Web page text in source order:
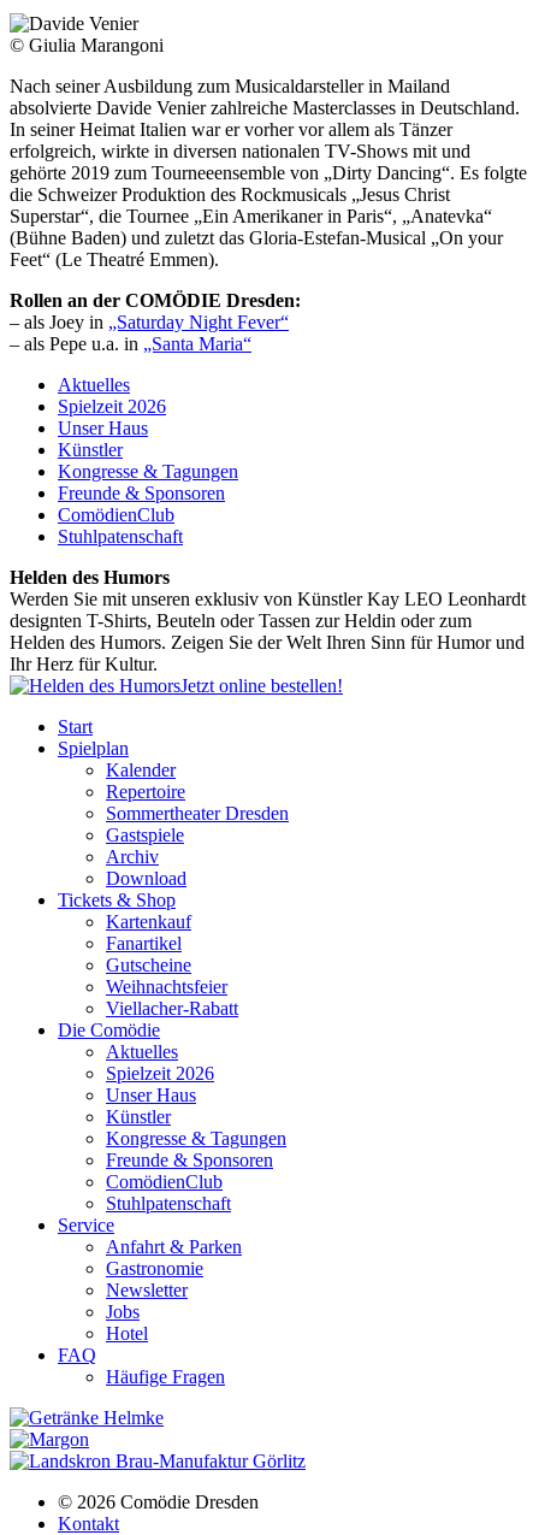
© Giulia Marangoni
Nach seiner Ausbildung zum Musicaldarsteller in Mailand
absolvierte Davide Venier zahlreiche Masterclasses in Deutschland.
In seiner Heimat Italien war er vorher vor allem als Tänzer
erfolgreich, wirkte in diversen nationalen TV-Shows mit und
gehörte 2019 zum Tourneeensemble von „Dirty Dancing“. Es folgte
die Schweizer Produktion des Rockmusicals „Jesus Christ
Superstar“, die Tournee „Ein Amerikaner in Paris“, „Anatevka“
(Bühne Baden) und zuletzt das Gloria-Estefan-Musical „On your
Feet“ (Le Theatré Emmen).
Rollen an der COMÖDIE Dresden:
– als Joey in „Saturday Night Fever“
– als Pepe u.a. in „Santa Maria“
Aktuelles
Spielzeit 2026
Unser Haus
Künstler
Kongresse & Tagungen
Freunde & Sponsoren
ComödienClub
Stuhlpatenschaft
Helden des Humors
Werden Sie mit unseren exklusiv von Künstler Kay LEO Leonhardt
designten T-Shirts, Beuteln oder Tassen zur Heldin oder zum
Helden des Humors. Zeigen Sie der Welt Ihren Sinn für Humor und
Ihr Herz für Kultur.
Jetzt online bestellen!
Start
Spielplan
Kalender
Repertoire
Sommertheater Dresden
Gastspiele
Archiv
Download
Tickets & Shop
Kartenkauf
Fanartikel
Gutscheine
Weihnachtsfeier
Viellacher-Rabatt
Die Comödie
Aktuelles
Spielzeit 2026
Unser Haus
Künstler
Kongresse & Tagungen
Freunde & Sponsoren
ComödienClub
Stuhlpatenschaft
Service
Anfahrt & Parken
Gastronomie
Newsletter
Jobs
Hotel
FAQ
Häufige Fragen
© 2026 Comödie Dresden
Kontakt